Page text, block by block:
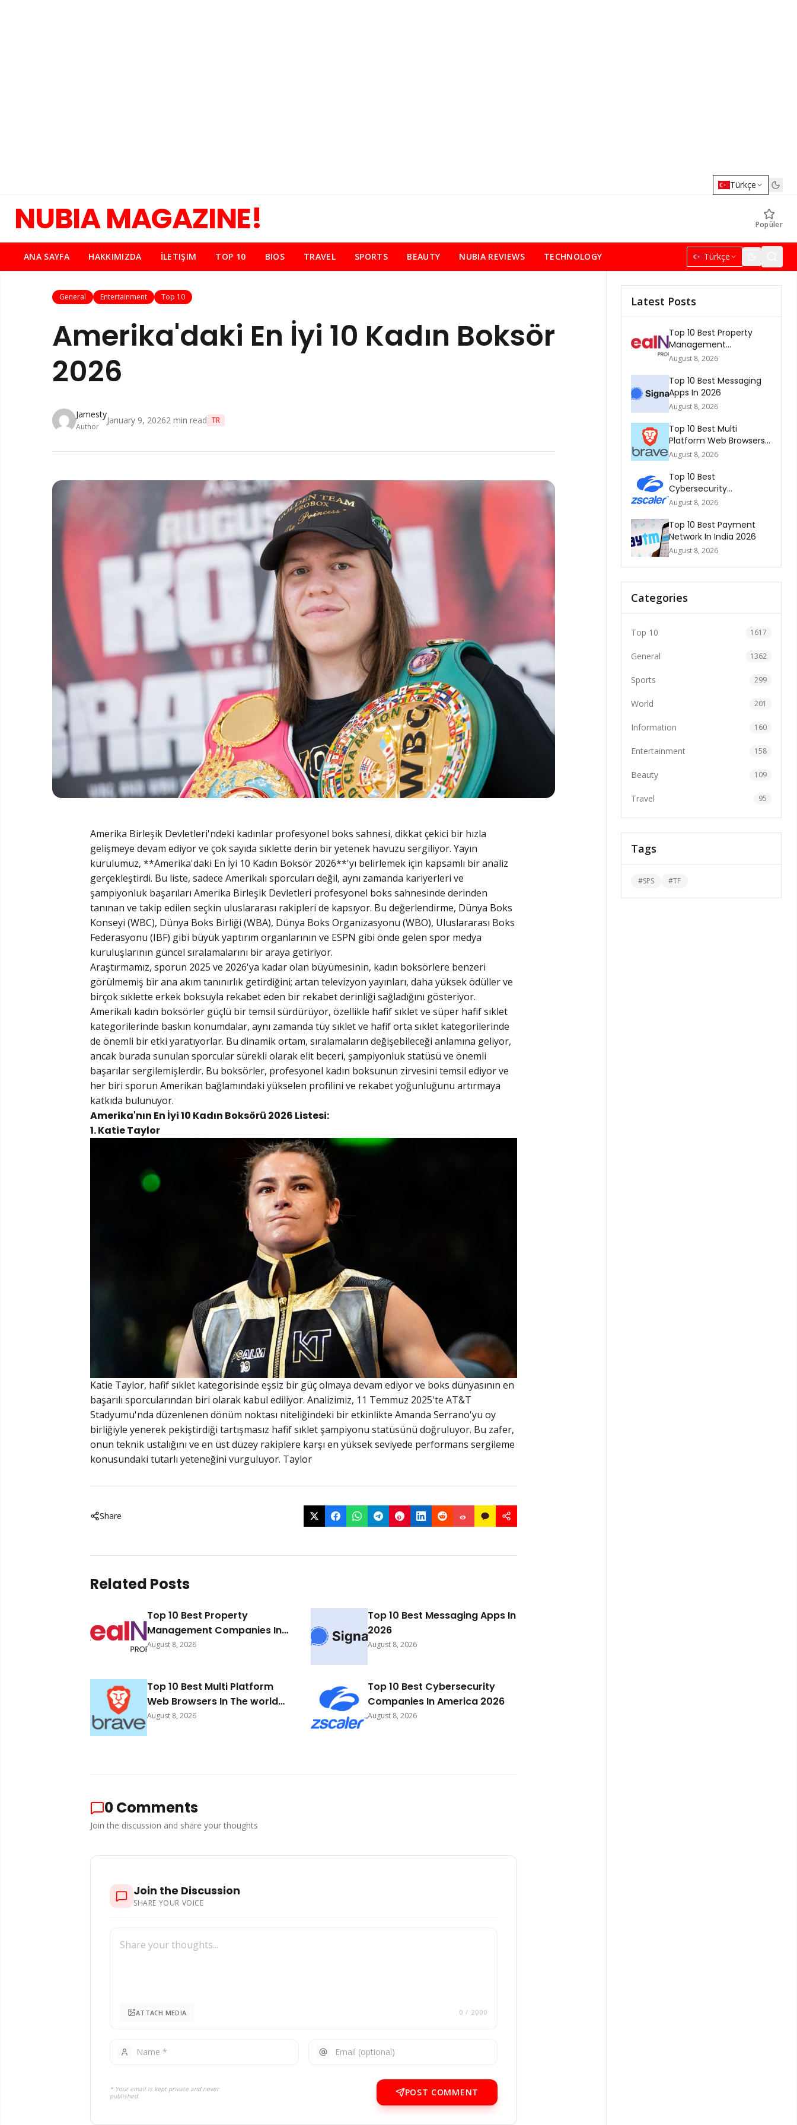
Türkçe
NUBIA MAGAZINE! Popüler
ANA SAYFA HAKKIMIZDA İLETIŞIM TOP 10 BIOS TRAVEL SPORTS BEAUTY NUBIA REVIEWS TECHNOLOGY Türkçe
General Entertainment Top 10
Amerika'daki En İyi 10 Kadın Boksör
2026
Jamesty
Author
January 9, 20262 min read TR
Amerika Birleşik Devletleri'ndeki kadınlar profesyonel boks sahnesi, dikkat çekici bir hızla
gelişmeye devam ediyor ve çok sayıda sıklette derin bir yetenek havuzu sergiliyor. Yayın
kurulumuz, **Amerika'daki En İyi 10 Kadın Boksör 2026**'yı belirlemek için kapsamlı bir analiz
gerçekleştirdi. Bu liste, sadece Amerikalı sporcuları değil, aynı zamanda kariyerleri ve
şampiyonluk başarıları Amerika Birleşik Devletleri profesyonel boks sahnesinde derinden
tanınan ve takip edilen seçkin uluslararası rakipleri de kapsıyor. Bu değerlendirme, Dünya Boks
Konseyi (WBC), Dünya Boks Birliği (WBA), Dünya Boks Organizasyonu (WBO), Uluslararası Boks
Federasyonu (IBF) gibi büyük yaptırım organlarının ve ESPN gibi önde gelen spor medya
kuruluşlarının güncel sıralamalarını bir araya getiriyor.
Araştırmamız, sporun 2025 ve 2026'ya kadar olan büyümesinin, kadın boksörlere benzeri
görülmemiş bir ana akım tanınırlık getirdiğini; artan televizyon yayınları, daha yüksek ödüller ve
birçok sıklette erkek boksuyla rekabet eden bir rekabet derinliği sağladığını gösteriyor.
Amerikalı kadın boksörler güçlü bir temsil sürdürüyor, özellikle hafif sıklet ve süper hafif sıklet
kategorilerinde baskın konumdalar, aynı zamanda tüy sıklet ve hafif orta sıklet kategorilerinde
de önemli bir etki yaratıyorlar. Bu dinamik ortam, sıralamaların değişebileceği anlamına geliyor,
ancak burada sunulan sporcular sürekli olarak elit beceri, şampiyonluk statüsü ve önemli
başarılar sergilemişlerdir. Bu boksörler, profesyonel kadın boksunun zirvesini temsil ediyor ve
her biri sporun Amerikan bağlamındaki yükselen profilini ve rekabet yoğunluğunu artırmaya
katkıda bulunuyor.
Amerika'nın En İyi 10 Kadın Boksörü 2026 Listesi:
1. Katie Taylor
Katie Taylor, hafif sıklet kategorisinde eşsiz bir güç olmaya devam ediyor ve boks dünyasının en
başarılı sporcularından biri olarak kabul ediliyor. Analizimiz, 11 Temmuz 2025'te AT&T
Stadyumu'nda düzenlenen dönüm noktası niteliğindeki bir etkinlikte Amanda Serrano'yu oy
birliğiyle yenerek pekiştirdiği tartışmasız hafif sıklet şampiyonu statüsünü doğruluyor. Bu zafer,
onun teknik ustalığını ve en üst düzey rakiplere karşı en yüksek seviyede performans sergileme
konusundaki tutarlı yeteneğini vurguluyor. Taylor
Share
Related Posts
Top 10 Best Property
Management Companies In
South Africa 2026
August 8, 2026
Top 10 Best Messaging Apps In
2026
August 8, 2026
Top 10 Best Multi Platform
Web Browsers In The world
2026
August 8, 2026
Top 10 Best Cybersecurity
Companies In America 2026
August 8, 2026
0Comments
Join the discussion and share your thoughts
Join the Discussion
SHARE YOUR VOICE
ATTACH MEDIA 0 / 2000
* Your email is kept private and never
published.
POST COMMENT
Latest Posts
Top 10 Best Property
Management
Companies In South
August 8, 2026
Top 10 Best Messaging
Apps In 2026
August 8, 2026
Top 10 Best Multi
Platform Web Browsers
In The world 2026
August 8, 2026
Top 10 Best
Cybersecurity
Companies In America
August 8, 2026
Top 10 Best Payment
Network In India 2026
August 8, 2026
Categories
Top 10 1617
General 1362
Sports 299
World 201
Information 160
Entertainment 158
Beauty 109
Travel 95
Tags
#SPS #TF